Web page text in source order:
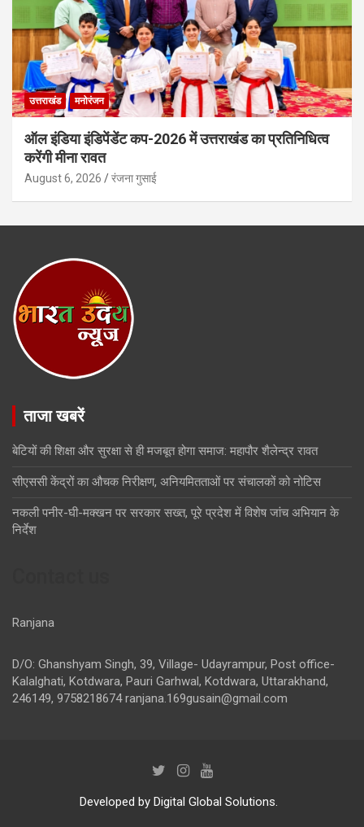
उत्तराखंड मनोरंजन
ऑल इंडिया इंडिपेंडेंट कप-2026 में उत्तराखंड का प्रतिनिधित्व
करेंगी मीना रावत
August 6, 2026 रंजना गुसाई
ताजा खबरें
बेटियों की शिक्षा और सुरक्षा से ही मजबूत होगा समाज: महापौर शैलेन्द्र रावत
सीएससी केंद्रों का औचक निरीक्षण, अनियमितताओं पर संचालकों को नोटिस
नकली पनीर-घी-मक्खन पर सरकार सख्त, पूरे प्रदेश में विशेष जांच अभियान के
निर्देश
Ranjana
D/O: Ghanshyam Singh, 39, Village- Udayrampur, Post office-
Kalalghati, Kotdwara, Pauri Garhwal, Kotdwara, Uttarakhand,
246149, 9758218674ranjana.169gusain@gmail.com
Developed by Digital Global Solutions.